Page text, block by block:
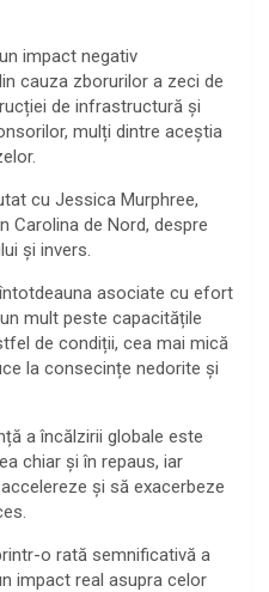
impact negativ
cauza zborurilor a zeci de
de infrastructură și
mulți dintre aceștia
cu Jessica Murphree,
Carolina de Nord, despre
și invers.
asociate cu efort
mult peste capacitățile
de condiții, cea mai mică
la consecințe nedorite și
a încălzirii globale este
chiar și în repaus, iar
și să exacerbeze
o rată semnificativă a
impact real asupra celor